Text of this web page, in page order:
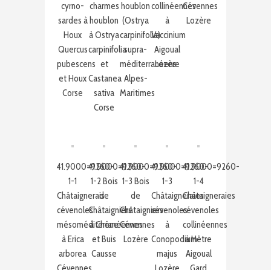
cyrno-
sardes à
Houx
Quercus
pubescens
et Houx
Corse
charmes
houblon
à Ostrya
carpinifolia
et
Castanea
sativa
Corse
houblon
(Ostrya
carpinifolia)
supra-
méditerranéens
Alpes-
Maritimes
collinéennes
à
Vaccinium
Aigoual
Lozère
Cévennes
Lozère
41.9000=9260-
1-1
Châtaignerais
cévenoles
mésoméditerranéennes
à Erica
arborea
41.9000=9260-
1-2 Bois
de
Châtaigniers
à Chêne
et Buis
Causse
41.9000=9260-
1-3 Bois
de
Châtaigniers
Cévennes
Lozère
41.9000=9260-
1-3
Châtaigneraies
cévenoles
à
Conopodium
majus
41.9000=9260-
1-4
Châtaigneraies
cévenoles
collinéennes
à Hêtre
Aigoual